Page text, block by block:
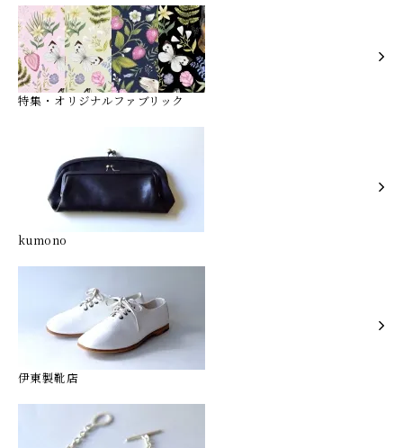
特集・オリジナルファブリック
kumono
伊東製靴店